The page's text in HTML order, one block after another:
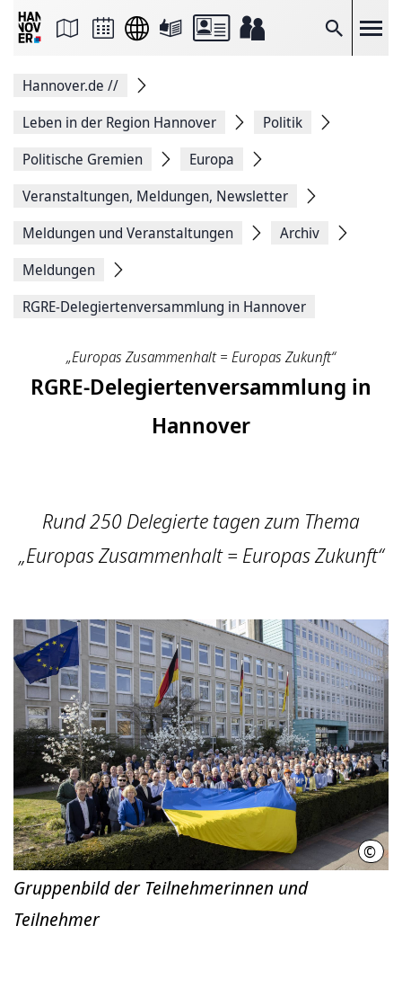
Suche
Seite
Facebook
teilen
Seitenlink
Seite
Hannover.de //
Leben in der Region Hannover
Politik
Politische Gremien
Europa
Veranstaltungen, Meldungen, Newsletter
Meldungen und Veranstaltungen
Archiv
Meldungen
RGRE-Delegiertenversammlung in Hannover
„Europas Zusammenhalt = Europas Zukunft“
RGRE-Delegiertenversammlung in
Hannover
Rund 250 Delegierte tagen zum Thema
„Europas Zusammenhalt = Europas Zukunft“
©
Gruppenbild der Teilnehmerinnen und
Teilnehmer